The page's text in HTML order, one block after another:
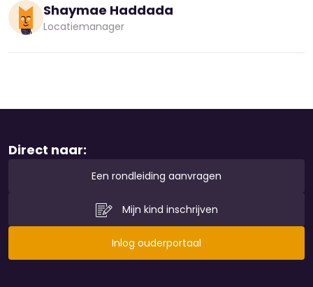
Shaymae Haddada
Locatiemanager
Direct naar:
Een rondleiding aanvragen
Mijn kind inschrijven
Inlog ouderportaal